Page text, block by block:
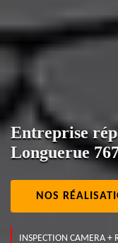
Entreprise
Longuerue
NOS
INSPECTION CAMERA +